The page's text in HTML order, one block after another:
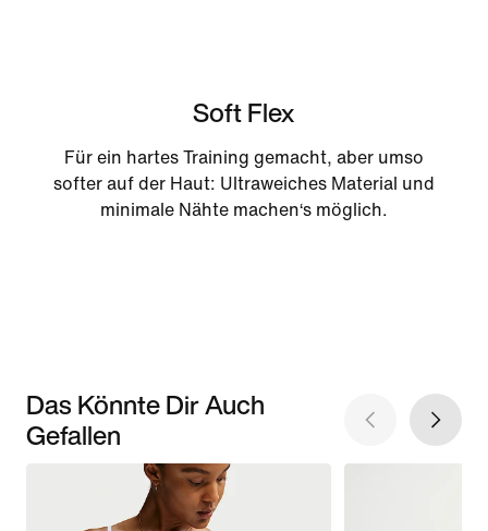
Soft Flex
Für ein hartes Training gemacht, aber umso
softer auf der Haut: Ultraweiches Material und
minimale Nähte machen‘s möglich.
Das Könnte Dir Auch
Gefallen